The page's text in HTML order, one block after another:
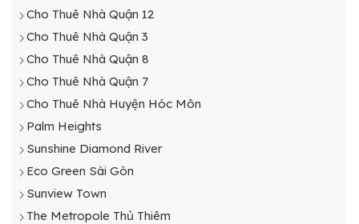
Cho Thuê Nhà Quận 12
Cho Thuê Nhà Quận 3
Cho Thuê Nhà Quận 8
Cho Thuê Nhà Quận 7
Cho Thuê Nhà Huyện Hóc Môn
Palm Heights
Sunshine Diamond River
Eco Green Sài Gòn
Sunview Town
The Metropole Thủ Thiêm